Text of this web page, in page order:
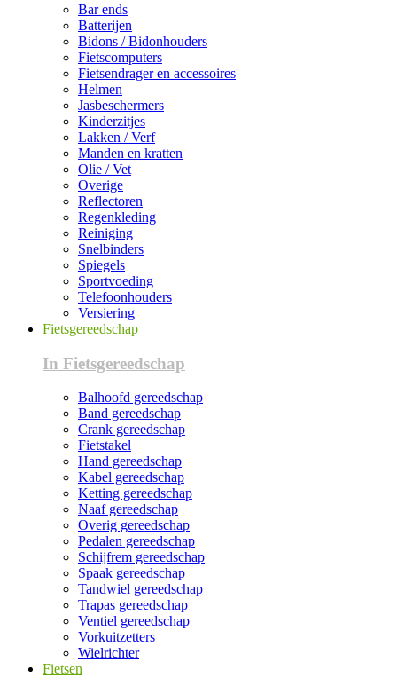
Bar ends
Batterijen
Bidons / Bidonhouders
Fietscomputers
Fietsendrager en accessoires
Helmen
Jasbeschermers
Kinderzitjes
Lakken / Verf
Manden en kratten
Olie / Vet
Overige
Reflectoren
Regenkleding
Reiniging
Snelbinders
Spiegels
Sportvoeding
Telefoonhouders
Versiering
Fietsgereedschap
In Fietsgereedschap
Balhoofd gereedschap
Band gereedschap
Crank gereedschap
Fietstakel
Hand gereedschap
Kabel gereedschap
Ketting gereedschap
Naaf gereedschap
Overig gereedschap
Pedalen gereedschap
Schijfrem gereedschap
Spaak gereedschap
Tandwiel gereedschap
Trapas gereedschap
Ventiel gereedschap
Vorkuitzetters
Wielrichter
Fietsen